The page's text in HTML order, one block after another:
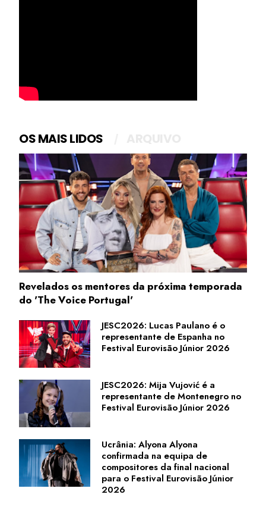
OS MAIS LIDOS
Revelados os mentores da próxima temporada
do 'The Voice Portugal'
JESC2026: Lucas Paulano é o
representante de Espanha no
Festival Eurovisão Júnior 2026
JESC2026: Mija Vujović é a
representante de Montenegro no
Festival Eurovisão Júnior 2026
Ucrânia: Alyona Alyona
confirmada na equipa de
compositores da final nacional
para o Festival Eurovisão Júnior
2026